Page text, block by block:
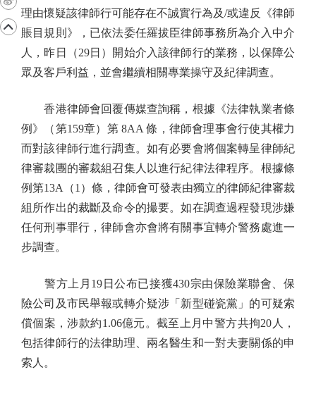
理由懷疑該律師行可能存在不誠實行為及/或違反《律師
賬目規則》，已依法委任羅拔臣律師事務所為介入中介
人，昨日（29日）開始介入該律師行的業務，以保障公
眾及客戶利益，並會繼續相關專業操守及紀律調查。
香港律師會回覆傳媒查詢稱，根據《法律執業者條
例》（第159章）第 8AA 條，律師會理事會行使其權力
而對該律師行進行調查。如有必要會將個案轉呈律師紀
律審裁團的審裁組召集人以進行紀律法律程序。根據條
例第13A（1）條，律師會可發表由獨立的律師紀律審裁
組所作出的裁斷及命令的撮要。如在調查過程發現涉嫌
任何刑事罪行，律師會亦會將有關事宜轉介警務處進一
步調查。
警方上月19日公布已接獲430宗由保險業聯會、保
險公司及市民舉報或轉介疑涉「新型碰瓷黨」的可疑索
償個案，涉款約1.06億元。截至上月中警方共拘20人，
包括律師行的法律助理、兩名醫生和一對夫妻關係的申
索人。